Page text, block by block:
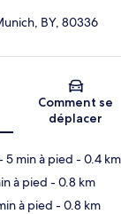
Carte
BY, 80336
Comment se
déplacer
5 min à pied - 0.4 km
à pied - 0.8 km
à pied - 0.8 km